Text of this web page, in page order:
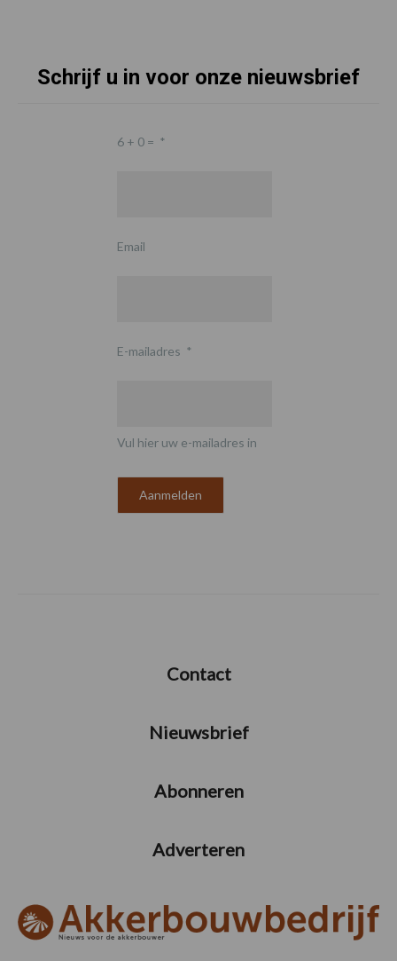
Schrijf u in voor onze nieuwsbrief
6 + 0 = *
Email
E-mailadres *
Vul hier uw e-mailadres in
Contact
Nieuwsbrief
Abonneren
Adverteren